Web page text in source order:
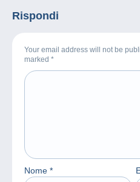
Rispondi
Your email address will not be
marked *
Nome *